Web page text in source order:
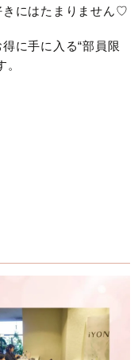
きにはたまりません♡
に手に入る“部員限